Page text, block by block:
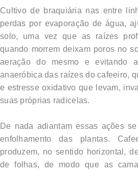
Cultivo de braquiária nas entre
perdas por evaporação de água,
solo, uma vez que as raízes
quando morrem deixam poros no
aeração do mesmo e evitando
anaeróbica das raízes do cafeeiro,
e estresse oxidativo que levam,
suas próprias radicelas.
De nada adiantam essas ações
enfolhamento das plantas.
produzem, no sentido horizontal,
de folhas, de modo que as